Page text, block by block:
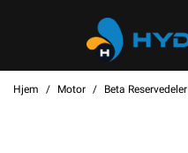
Hjem Motor Beta Reservedeler